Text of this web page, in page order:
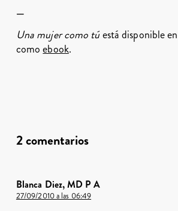
—
Una mujer como túestá disponible en
comoebook.
2 comentarios
Blanca Diez, MD P A
27/09/2010 a las 06:49